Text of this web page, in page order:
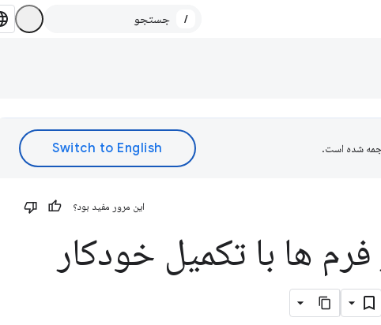
/
شده است.
این مرور مفید بود؟
ها با تکمیل خودکار